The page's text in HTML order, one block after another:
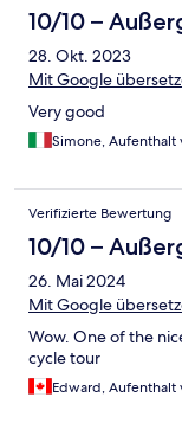
10/10 –
28. Okt. 2023
Mit Google
Very good
Simone, Aufenthalt
Verifizierte Bewertung
10/10 –
26. Mai 2024
Mit Google
Wow. One of the
cycle tour
Edward, Aufenthalt